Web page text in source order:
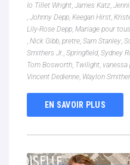
Io Tillet Wright, James Katz,
, Johnny Depp, Keegan Hirst,
Lily-Rose Depp, Mariage pour tous
, Nick Gibb, pretre, Sam Stanley,
Smithers Jr. , Springfield, Sydney
Tom Bosworth, Twilight, vanessa
Vincent Dedienne, Waylon
EN SAVOIR PLUS